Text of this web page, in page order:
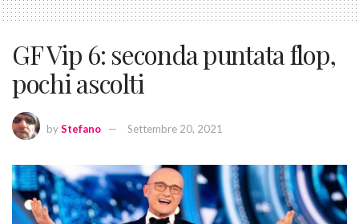
GF Vip 6: seconda puntata flop,
pochi ascolti
byStefano Settembre 20, 2021